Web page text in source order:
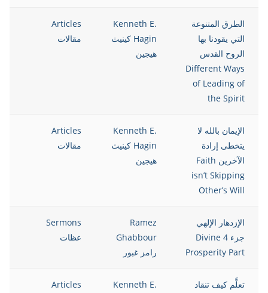
الطرق المتنوعة
التي يقودنا بها
الروح القدس
Different Ways
of Leading of
the Spirit
Kenneth E.
Hagin كينيث
هيجين
Articles
مقالات
الإيمان بالله لا
يتخطى إرادة
الآخرين Faith
isn’t Skipping
Other’s Will
Kenneth E.
Hagin كينيث
هيجين
Articles
مقالات
الإزدهار الإلهي
جزء 4 Divine
Prosperity Part
Ramez
Ghabbour
رامز غبور
Sermons
عظات
تعلَّم كيف تنقاد
Kenneth E.
Articles